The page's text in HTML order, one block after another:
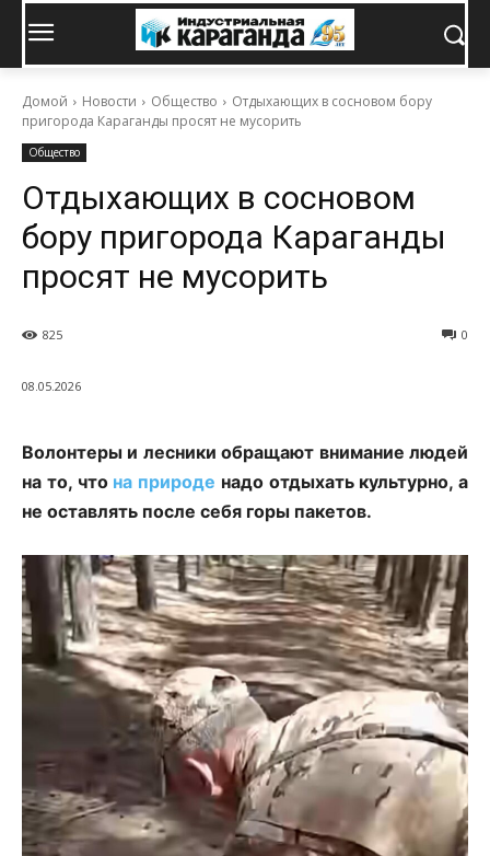
Домой Новости Общество
Отдыхающих в сосновом бору
пригорода Караганды просят не мусорить
Общество
Отдыхающих в сосновом
бору пригорода Караганды
просят не мусорить
0
825
08.05.2026
Волонтеры и лесники обращают внимание людей
на то, что на природе надо отдыхать культурно, а
не оставлять после себя горы пакетов.